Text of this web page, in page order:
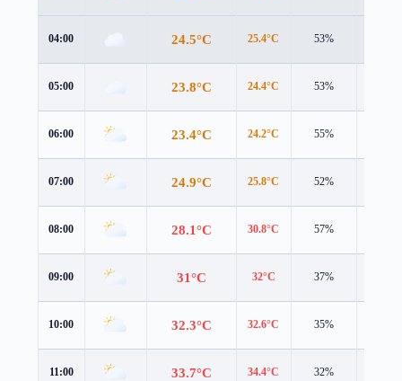
04:00 24.5°C 25.4°C 53%
05:00 23.8°C 24.4°C 53%
06:00 23.4°C 24.2°C 55%
07:00 24.9°C 25.8°C 52%
08:00 28.1°C 30.8°C 57%
09:00 31°C 32°C 37%
10:00 32.3°C 32.6°C 35%
11:00 33.7°C 34.4°C 32%